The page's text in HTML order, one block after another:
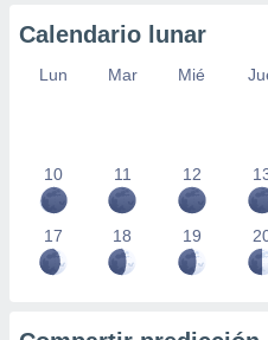
Calendario lunar
Lun Mar Mié
10 11 12
17 18 19